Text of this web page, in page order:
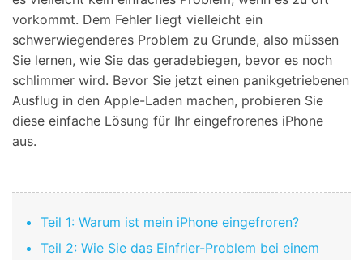
vorkommt. Dem Fehler liegt vielleicht ein
schwerwiegenderes Problem zu Grunde, also müssen
Sie lernen, wie Sie das geradebiegen, bevor es noch
schlimmer wird. Bevor Sie jetzt einen panikgetriebenen
Ausflug in den Apple-Laden machen, probieren Sie
diese einfache Lösung für Ihr eingefrorenes iPhone
aus.
Teil 1: Warum ist mein iPhone eingefroren?
Teil 2: Wie Sie das Einfrier-Problem bei einem